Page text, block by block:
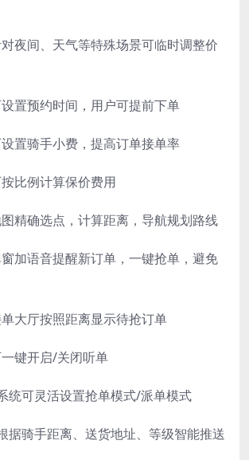
夜间、天气等特殊场景可临时调整价
置预约时间，用户可提前下单
置骑手小费，提高订单接单率
比例计算保价费用
精确选点，计算距离，导航规划路线
加语音提醒新订单，一键抢单，避免
大厅按照距离显示待抢订单
键开启/关闭听单
统可灵活设置抢单模式/派单模式
据骑手距离、送货地址、等级智能推送